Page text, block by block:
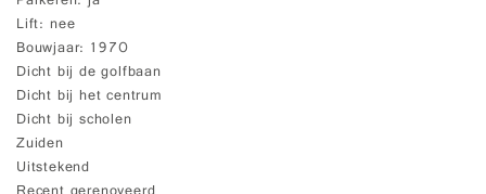
Lift nee
Bouwjaar 1970
Dicht bij de golfbaan
Dicht bij het centrum
Dicht bij scholen
Zuiden
Uitstekend